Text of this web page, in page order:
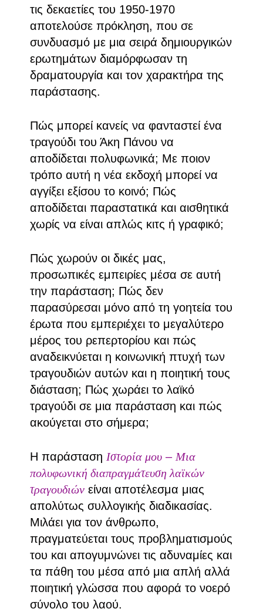
τις δεκαετίες του 1950-1970
αποτελούσε πρόκληση, που σε
συνδυασμό με μια σειρά δημιουργικών
ερωτημάτων διαμόρφωσαν τη
δραματουργία και τον χαρακτήρα της
παράστασης.
Πώς μπορεί κανείς να φανταστεί ένα
τραγούδι του Άκη Πάνου να
αποδίδεται πολυφωνικά; Με ποιον
τρόπο αυτή η νέα εκδοχή μπορεί να
αγγίξει εξίσου το κοινό; Πώς
αποδίδεται παραστατικά και αισθητικά
χωρίς να είναι απλώς κιτς ή γραφικό;
Πώς χωρούν οι δικές μας,
προσωπικές εμπειρίες μέσα σε αυτή
την παράσταση; Πώς δεν
παρασύρεσαι μόνο από τη γοητεία του
έρωτα που εμπεριέχει το μεγαλύτερο
μέρος του ρεπερτορίου και πώς
αναδεικνύεται η κοινωνική πτυχή των
τραγουδιών αυτών και η ποιητική τους
διάσταση; Πώς χωράει το λαϊκό
τραγούδι σε μια παράσταση και πώς
ακούγεται στο σήμερα;
Η παράσταση Ιστορία μου– Μια
πολυφωνική διαπραγμάτευση λαϊκών
τραγουδιώνείναι αποτέλεσμα μιας
απολύτως συλλογικής διαδικασίας.
Μιλάει για τον άνθρωπο,
πραγματεύεται τους προβληματισμούς
του και απογυμνώνει τις αδυναμίες και
τα πάθη του μέσα από μια απλή αλλά
ποιητική γλώσσα που αφορά το νοερό
σύνολο του λαού.